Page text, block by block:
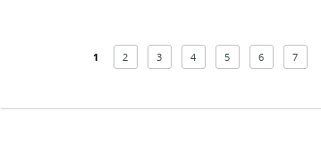
1 2 3 4 5 6 7